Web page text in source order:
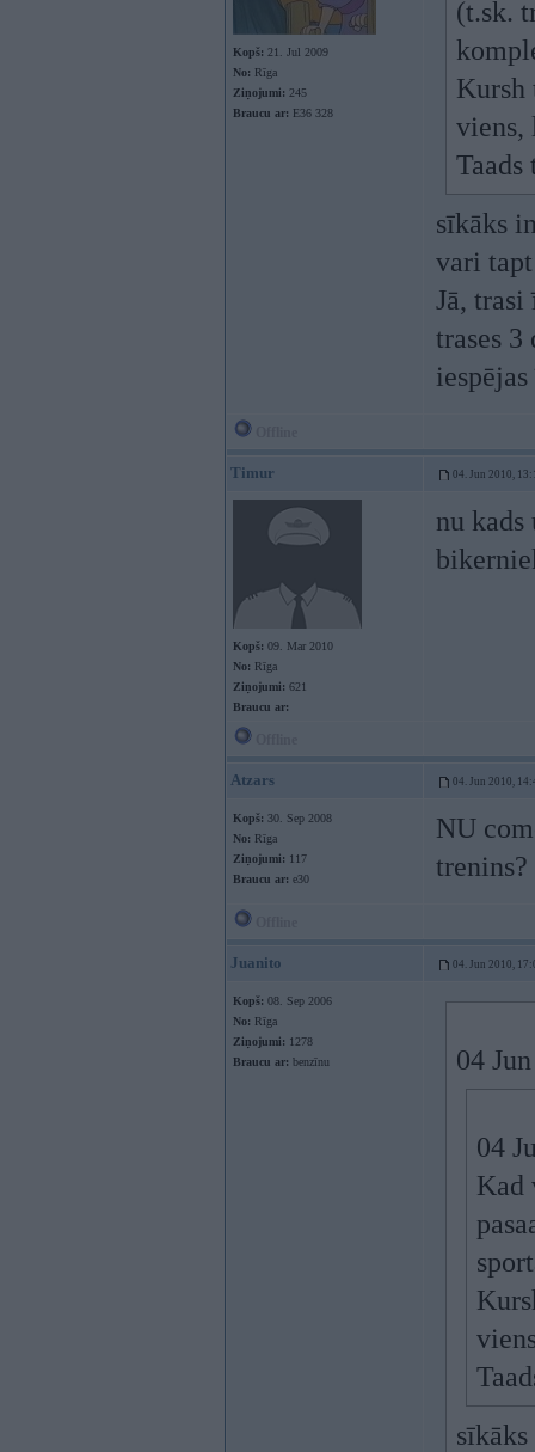
Kopš: 21. Jul 2009
No: Rīga
Ziņojumi: 245
Braucu ar: E36 328
(t.sk.
Kursh
viens,
sīkāks
vari
Jā, trasi
trases
Timur 04. Jun 2010,
Kopš: 09. Mar 2010
No: Rīga
Ziņojumi: 621
Braucu ar:
nu kads
Atzars 04. Jun 2010,
Kopš: 30. Sep 2008
No: Rīga
Ziņojumi: 117
Braucu ar: e30
NU
trenins?
Juanito 04. Jun 2010,
Kopš: 08. Sep 2006
No: Rīga
Ziņojumi: 1278
Braucu ar: benzīnu 04
04
Kad